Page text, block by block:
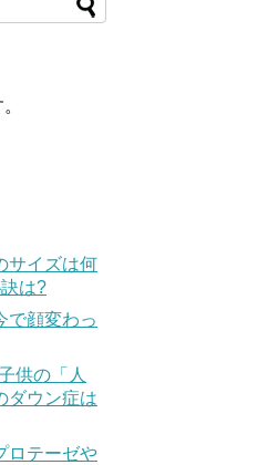
サイズは何
は?
で顔変わっ
供の「人
ダウン症は
ロテーゼや